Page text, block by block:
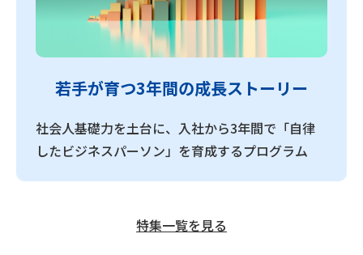
若手が育つ3年間の成長ストーリー
社会人基礎力を土台に、入社から3年間で「自律
したビジネスパーソン」を育成するプログラム
特集一覧を見る